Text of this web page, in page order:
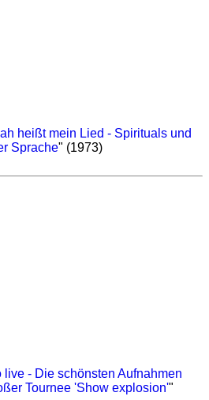
heißt mein Lied - Spirituals und
Sprache" (1973)
live - Die schönsten Aufnahmen
Tournee 'Show explosion'"